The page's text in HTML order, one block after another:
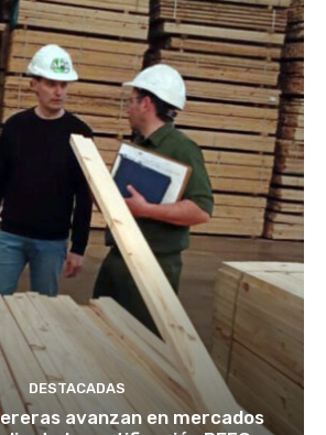
DESTACADAS
avanzan en mercados